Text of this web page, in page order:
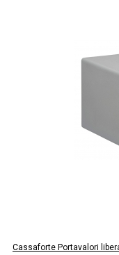
Cassaforte Portavalori